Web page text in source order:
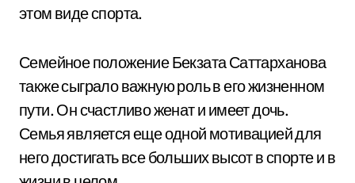
этом виде спорта.
Семейное положение Бекзата Саттарханова
также сыграло важную роль в его жизненном
пути. Он счастливо женат и имеет дочь.
Семья является еще одной мотивацией для
него достигать все больших высот в спорте и в